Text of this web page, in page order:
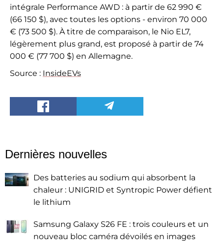
intégrale Performance AWD : à partir de 62 990 €
(66 150 $), avec toutes les options - environ 70 000
€ (73 500 $). À titre de comparaison, le Nio EL7,
légèrement plus grand, est proposé à partir de 74
000 € (77 700 $) en Allemagne.
Source : InsideEVs
Dernières nouvelles
Des batteries au sodium qui absorbent la
chaleur : UNIGRID et Syntropic Power défient
le lithium
Samsung Galaxy S26 FE : trois couleurs et un
nouveau bloc caméra dévoilés en images